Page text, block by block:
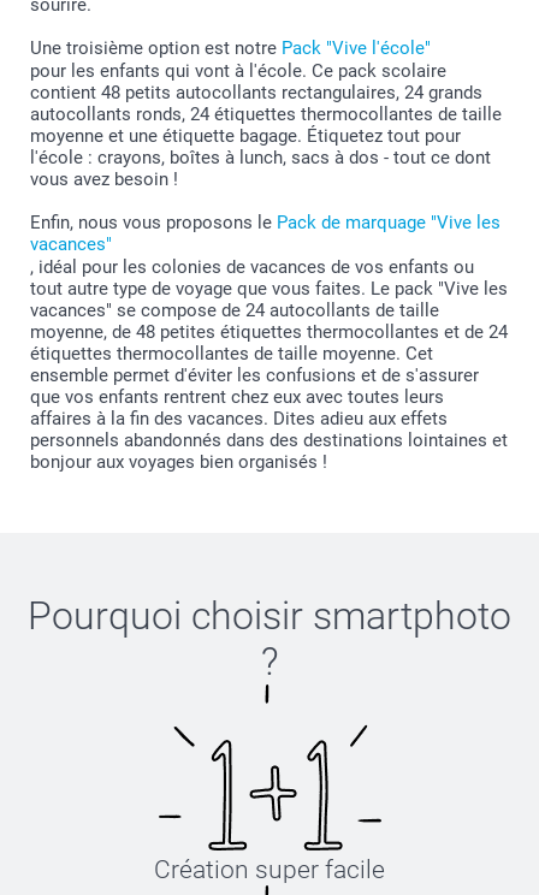
sourire.
Une troisième option est notre Pack "Vive l'école"
pour les enfants qui vont à l'école. Ce pack scolaire
contient 48 petits autocollants rectangulaires, 24 grands
autocollants ronds, 24 étiquettes thermocollantes de taille
moyenne et une étiquette bagage. Étiquetez tout pour
l'école : crayons, boîtes à lunch, sacs à dos - tout ce dont
vous avez besoin !
Enfin, nous vous proposons le Pack de marquage "Vive les
vacances"
, idéal pour les colonies de vacances de vos enfants ou
tout autre type de voyage que vous faites. Le pack "Vive les
vacances" se compose de 24 autocollants de taille
moyenne, de 48 petites étiquettes thermocollantes et de 24
étiquettes thermocollantes de taille moyenne. Cet
ensemble permet d'éviter les confusions et de s'assurer
que vos enfants rentrent chez eux avec toutes leurs
affaires à la fin des vacances. Dites adieu aux effets
personnels abandonnés dans des destinations lointaines et
bonjour aux voyages bien organisés !
Pourquoi choisir smartphoto
?
Création super facile